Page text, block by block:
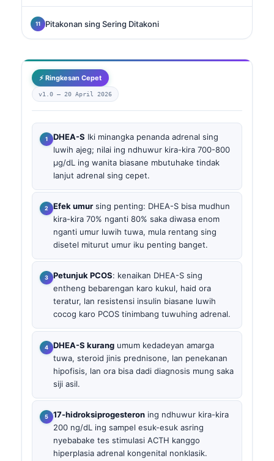
Pitakonan sing Sering Ditakoni
⚡ Ringkesan Cepet
v1.0 — 20 April 2026
DHEA-S Iki minangka penanda adrenal sing
luwih ajeg; nilai ing ndhuwur kira-kira 700-800
µg/dL ing wanita biasane mbutuhake tindak
lanjut adrenal sing cepet.
Efek umur sing penting: DHEA-S bisa mudhun
kira-kira 70% nganti 80% saka diwasa enom
nganti umur luwih tuwa, mula rentang sing
disetel miturut umur iku penting banget.
Petunjuk PCOS: kenaikan DHEA-S sing
entheng bebarengan karo kukul, haid ora
teratur, lan resistensi insulin biasane luwih
cocog karo PCOS tinimbang tuwuhing adrenal.
DHEA-S kurang umum kedadeyan amarga
tuwa, steroid jinis prednisone, lan penekanan
hipofisis, lan ora bisa dadi diagnosis mung saka
siji asil.
17-hidroksiprogesteron ing ndhuwur kira-kira
200 ng/dL ing sampel esuk-esuk asring
nyebabake tes stimulasi ACTH kanggo
hiperplasia adrenal kongenital nonklasik.